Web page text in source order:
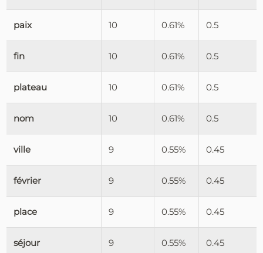
paix 10 0.61% 0.5
fin 10 0.61% 0.5
plateau 10 0.61% 0.5
nom 10 0.61% 0.5
ville 9 0.55% 0.45
février 9 0.55% 0.45
place 9 0.55% 0.45
séjour 9 0.55% 0.45